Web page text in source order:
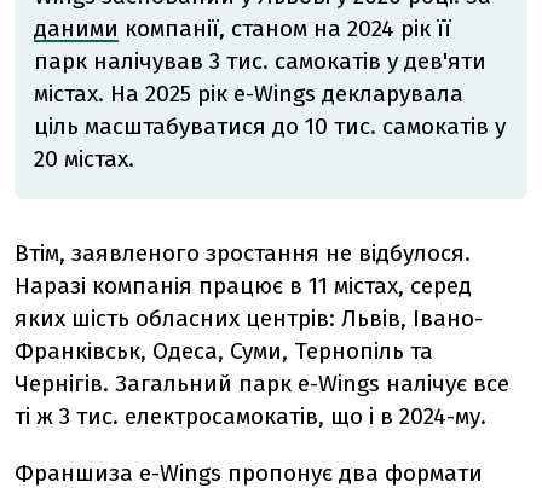
даними компанії, станом на 2024 рік її
парк налічував 3 тис. самокатів у дев'яти
містах. На 2025 рік e-Wings декларувала
ціль масштабуватися до 10 тис. самокатів у
20 містах.
Втім, заявленого зростання не відбулося.
Наразі компанія працює в 11 містах, серед
яких шість обласних центрів: Львів, Івано-
Франківськ, Одеса, Суми, Тернопіль та
Чернігів. Загальний парк e-Wings налічує все
ті ж 3 тис. електросамокатів, що і в 2024-му.
Франшиза e-Wings пропонує два формати